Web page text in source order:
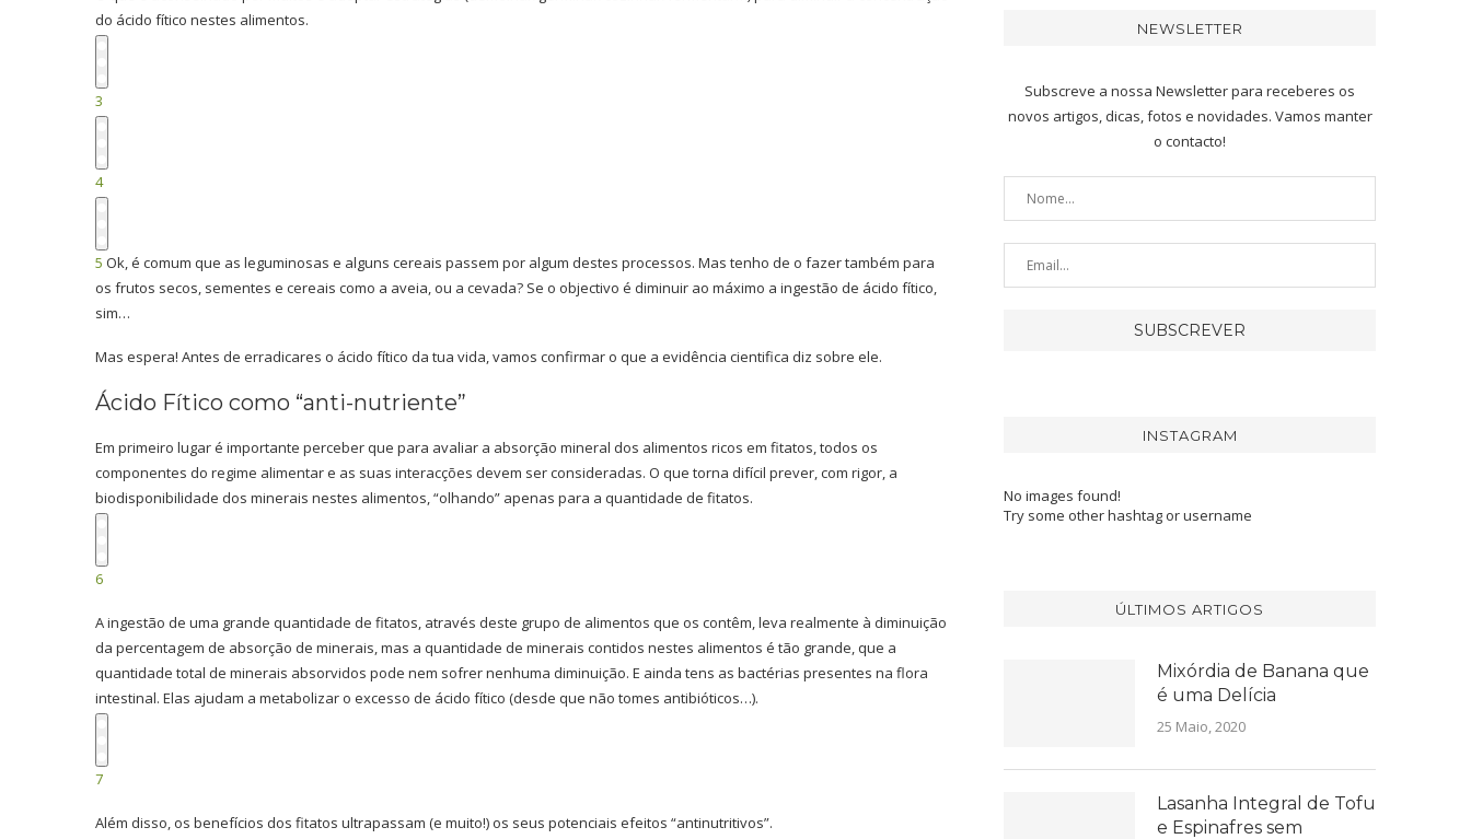
do ácido fítico nestes alimentos.
3
4
5 Ok, é comum que as leguminosas e alguns cereais passem por algum destes processos. Mas tenho de o fazer também para
os frutos secos, sementes e cereais como a aveia, ou a cevada? Se o objectivo é diminuir ao máximo a ingestão de ácido fítico,
sim…
Mas espera! Antes de erradicares o ácido fítico da tua vida, vamos confirmar o que a evidência cientifica diz sobre ele.
Ácido Fítico como “anti-nutriente”
Em primeiro lugar é importante perceber que para avaliar a absorção mineral dos alimentos ricos em fitatos, todos os
componentes do regime alimentar e as suas interacções devem ser consideradas. O que torna difícil prever, com rigor, a
biodisponibilidade dos minerais nestes alimentos, “olhando” apenas para a quantidade de fitatos.
6
A ingestão de uma grande quantidade de fitatos, através deste grupo de alimentos que os contêm, leva realmente à diminuição
da percentagem de absorção de minerais, mas a quantidade de minerais contidos nestes alimentos é tão grande, que a
quantidade total de minerais absorvidos pode nem sofrer nenhuma diminuição. E ainda tens as bactérias presentes na flora
intestinal. Elas ajudam a metabolizar o excesso de ácido fítico (desde que não tomes antibióticos…).
7
Além disso, os benefícios dos fitatos ultrapassam (e muito!) os seus potenciais efeitos “antinutritivos”.
NEWSLETTER
Subscreve a nossa Newsletter para receberes os
novos artigos, dicas, fotos e novidades. Vamos manter
o contacto!
INSTAGRAM
No images found!
Try some other hashtag or username
ÚLTIMOS ARTIGOS
Mixórdia de Banana que
é uma Delícia
25 Maio, 2020
Lasanha Integral de Tofu
e Espinafres sem